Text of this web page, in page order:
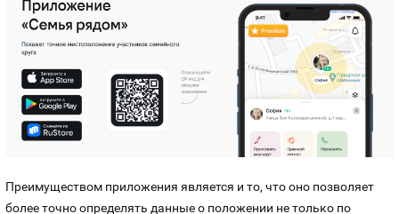
Преимуществом приложения является и то, что оно позволяет
более точно определять данные о положении не только по